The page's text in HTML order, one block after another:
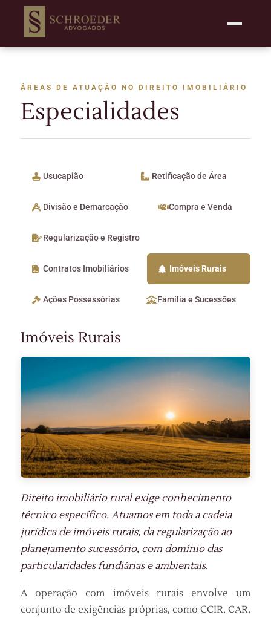
ÁREAS DE ATUAÇÃO NO DIREITO IMOBILIÁRIO
Especialidades
Usucapião Retificação de Área
Divisão e Demarcação Compra e Venda
Regularização e Registro
Contratos Imobiliários Imóveis Rurais
Ações Possessórias Família e Sucessões
Imóveis Rurais
Direito imobiliário rural exige conhecimento
técnico específico. Atuamos em toda a cadeia
jurídica de imóveis rurais, da regularização ao
planejamento sucessório, com domínio das
particularidades fundiárias e ambientais.
A operação com imóveis rurais envolve um
conjunto de exigências próprias, como CCIR, CAR,